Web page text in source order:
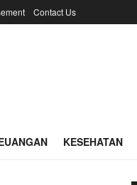
Contact Us
KESEHATAN